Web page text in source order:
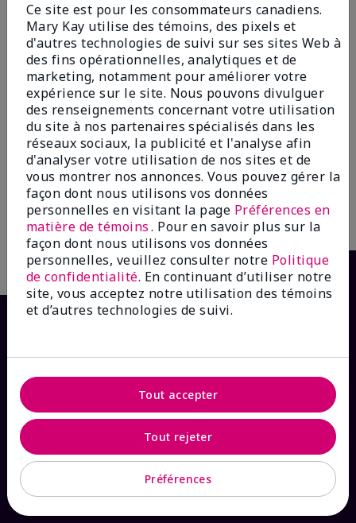
Solution anti-imperfection
pour peaux sujettes à l’acné
Clear Proofᴹᴰ
16,00 $
Ajouter au sac
Tonique contrôle-acné Clear
Proofᴹᴰ
23,00 $
Ajouter au sac
COMMENT POUVONS-NOUS AIDER?
Abonnement aux courriels
Ce site est pour les consommateurs canadiens.
Mary Kay utilise des témoins, des pixels et
d'autres technologies de suivi sur ses sites Web à
des fins opérationnelles, analytiques et de
marketing, notamment pour améliorer votre
expérience sur le site. Nous pouvons divulguer
des renseignements concernant votre utilisation
du site à nos partenaires spécialisés dans les
réseaux sociaux, la publicité et l'analyse afin
d'analyser votre utilisation de nos sites et de
vous montrer nos annonces. Vous pouvez gérer la
façon dont nous utilisons vos données
personnelles en visitant la page Préférences en
matière de témoins. Pour en savoir plus sur la
façon dont nous utilisons vos données
personnelles, veuillez consulter notre Politique
de confidentialité. En continuant d’utiliser notre
site, vous acceptez notre utilisation des témoins
et d’autres technologies de suivi.
Préférences
Tout rejeter
Tout accepter